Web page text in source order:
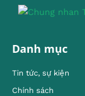
Danh mục
Tin tức, sự kiện
Chính sách